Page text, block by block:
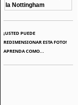
la Nottingham
¡USTED PUEDE
REDIMENSIONAR ESTA FOTO!
APRENDA COMO...